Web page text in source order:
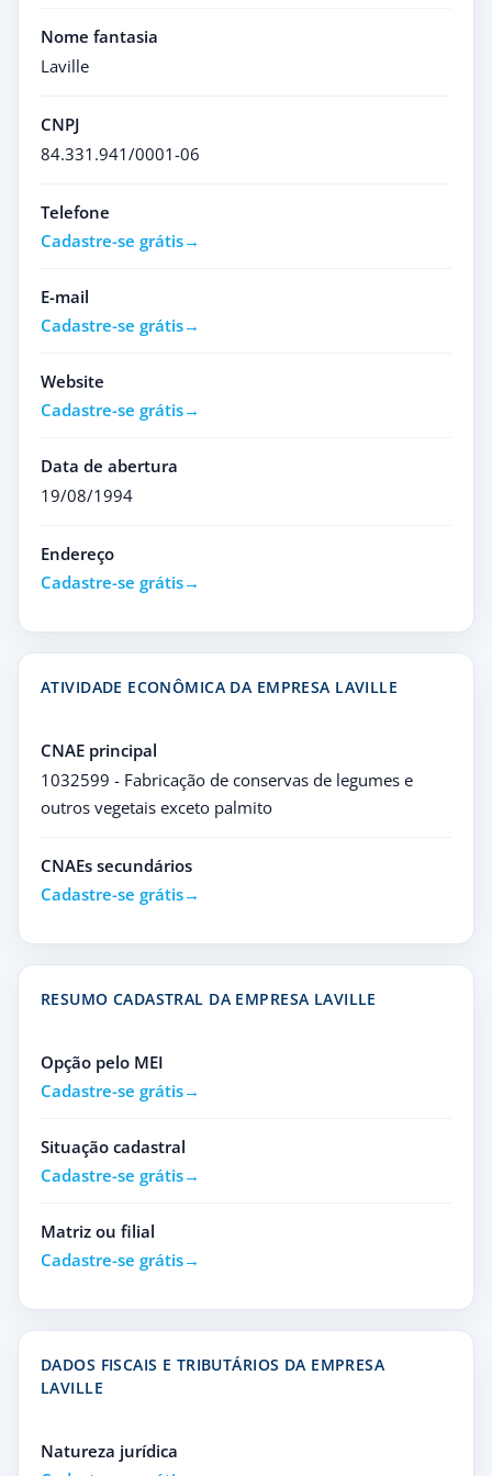
Nome fantasia
Laville
CNPJ
84.331.941/0001-06
Telefone
Cadastre-se grátis
E-mail
Cadastre-se grátis
Website
Cadastre-se grátis
Data de abertura
19/08/1994
Endereço
Cadastre-se grátis
ATIVIDADE ECONÔMICA DA EMPRESA LAVILLE
CNAE principal
1032599 - Fabricação de conservas de legumes e
outros vegetais exceto palmito
CNAEs secundários
Cadastre-se grátis
RESUMO CADASTRAL DA EMPRESA LAVILLE
Opção pelo MEI
Cadastre-se grátis
Situação cadastral
Cadastre-se grátis
Matriz ou filial
Cadastre-se grátis
DADOS FISCAIS E TRIBUTÁRIOS DA EMPRESA
LAVILLE
Natureza jurídica